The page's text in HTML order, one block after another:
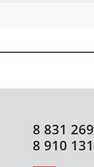
8 831
8 910